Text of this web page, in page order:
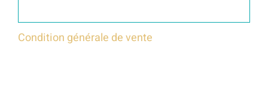
Condition générale de vente